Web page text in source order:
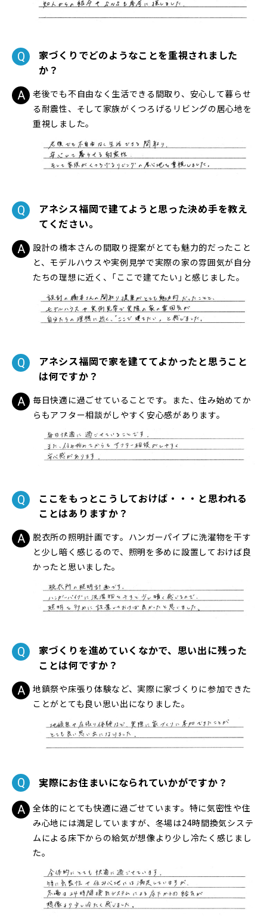
家づくりでどのようなことを重視されました
か？
老後でも不自由なく生活できる間取り、安心して暮らせ
る耐震性、そして家族がくつろげるリビングの居心地を
重視しました。
アネシス福岡で建てようと思った決め手を教え
てください。
設計の橋本さんの間取り提案がとても魅力的だったこと
と、モデルハウスや実例見学で実際の家の雰囲気が自分
たちの理想に近く、「ここで建てたい」と感じました。
アネシス福岡で家を建ててよかったと思うこと
は何ですか？
毎日快適に過ごせていることです。また、住み始めてか
らもアフター相談がしやすく安心感があります。
ここをもっとこうしておけば・・・と思われる
ことはありますか？
脱衣所の照明計画です。ハンガーパイプに洗濯物を干す
と少し暗く感じるので、照明を多めに設置しておけば良
かったと思いました。
家づくりを進めていくなかで、思い出に残った
ことは何ですか？
地鎮祭や床張り体験など、実際に家づくりに参加できた
ことがとても良い思い出になりました。
実際にお住まいになられていかがですか？
全体的にとても快適に過ごせています。特に気密性や住
み心地には満足していますが、冬場は24時間換気システ
ムによる床下からの給気が想像より少し冷たく感じまし
た。